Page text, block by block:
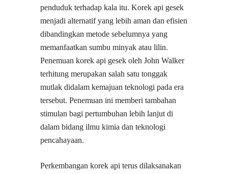
penduduk terhadap kala itu. Korek api gesek
menjadi alternatif yang lebih aman dan efisien
dibandingkan metode sebelumnya yang
memanfaatkan sumbu minyak atau lilin.
Penemuan korek api gesek oleh John Walker
terhitung merupakan salah satu tonggak
mutlak didalam kemajuan teknologi pada era
tersebut. Penemuan ini memberi tambahan
stimulan bagi pertumbuhan lebih lanjut di
dalam bidang ilmu kimia dan teknologi
pencahayaan.
Perkembangan korek api terus dilaksanakan